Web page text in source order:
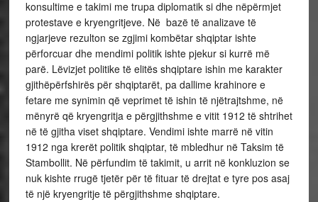
konsultime e takimi me trupa diplomatik si dhe nëpërmjet
protestave e kryengritjeve. Në bazë të analizave të
ngjarjeve rezulton se zgjimi kombëtar shqiptar ishte
përforcuar dhe mendimi politik ishte pjekur si kurrë më
parë. Lëvizjet politike të elitës shqiptare ishin me karakter
gjithëpërfshirës për shqiptarët, pa dallime krahinore e
fetare me synimin që veprimet të ishin të njëtrajtshme, në
mënyrë që kryengritja e përgjithshme e vitit 1912 të shtrihet
në të gjitha viset shqiptare. Vendimi ishte marrë në vitin
1912 nga krerët politik shqiptar, të mbledhur në Taksim të
Stambollit. Në përfundim të takimit, u arrit në konkluzion se
nuk kishte rrugë tjetër për të fituar të drejtat e tyre pos asaj
të një kryengritje të përgjithshme shqiptare.